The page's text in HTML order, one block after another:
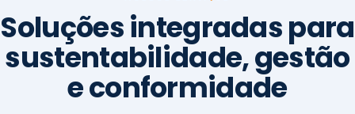
Soluções integradas para
sustentabilidade, gestão
e conformidade